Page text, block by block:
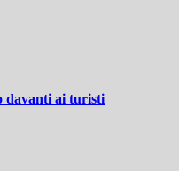
davanti ai turisti